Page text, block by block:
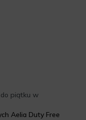
do piątku w
Aelia Duty Free